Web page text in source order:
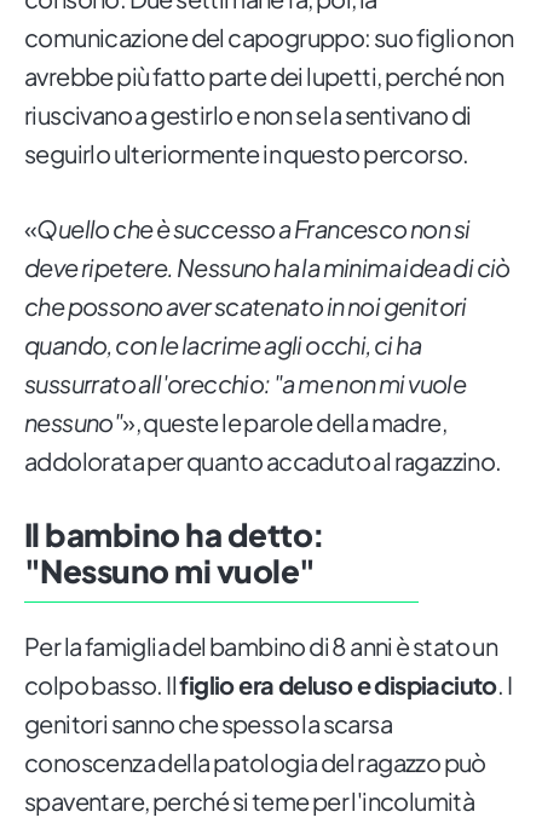
comunicazione del capogruppo: suo figlio non
avrebbe più fatto parte dei lupetti, perché non
riuscivano a gestirlo e non se la sentivano di
seguirlo ulteriormente in questo percorso.
«Quello che è successo a Francesco non si
deve ripetere. Nessuno ha la minima idea di ciò
che possono aver scatenato in noi genitori
quando, con le lacrime agli occhi, ci ha
sussurrato all'orecchio: "a me non mi vuole
nessuno"», queste le parole della madre,
addolorata per quanto accaduto al ragazzino.
Il bambino ha detto:
"Nessuno mi vuole"
Per la famiglia del bambino di 8 anni è stato un
colpo basso. Ilfiglio era deluso e dispiaciuto. I
genitori sanno che spesso la scarsa
conoscenza della patologia del ragazzo può
spaventare, perché si teme per l'incolumità